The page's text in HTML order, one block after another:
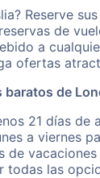
Reserve
de
a
ofertas
de
21 días
a viernes
de
todas las